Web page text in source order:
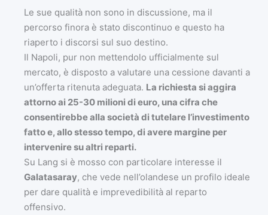
Le sue qualità non sono in discussione, ma il
percorso finora è stato discontinuo e questo ha
riaperto i discorsi sul suo destino.
Il Napoli, pur non mettendolo ufficialmente sul
mercato, è disposto a valutare una cessione davanti a
un’offerta ritenuta adeguata. La richiesta si aggira
attorno ai 25-30 milioni di euro, una cifra che
consentirebbe alla società di tutelare l’investimento
fatto e, allo stesso tempo, di avere margine per
intervenire su altri reparti.
Su Lang si è mosso con particolare interesse il
Galatasaray, che vede nell’olandese un profilo ideale
per dare qualità e imprevedibilità al reparto
offensivo.